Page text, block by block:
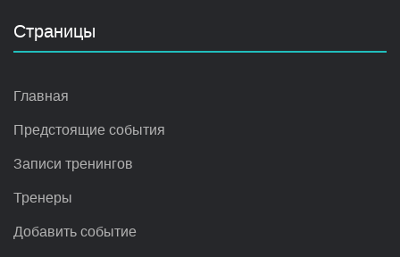
Страницы
Главная
Предстоящие события
Записи тренингов
Тренеры
Добавить событие